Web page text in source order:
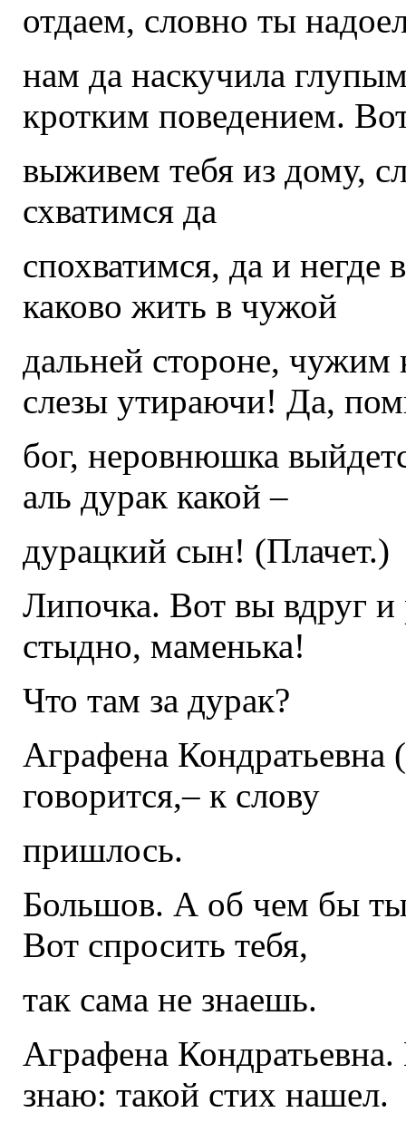
отдаем, словно ты
нам да наскучила
кротким поведением.
выживем тебя из дому,
схватимся да
спохватимся, да и
каково жить в чужой
дальней стороне, чужим
слезы утираючи! Да,
бог, неровнюшка
аль дурак какой –
дурацкий сын! (Плачет.)
Липочка. Вот вы вдруг и
стыдно, маменька!
Что там за дурак?
Аграфена Кондратьевна
говорится,– к слову
пришлось.
Большов. А об чем бы
Вот спросить тебя,
так сама не знаешь.
Аграфена
знаю: такой стих нашел.